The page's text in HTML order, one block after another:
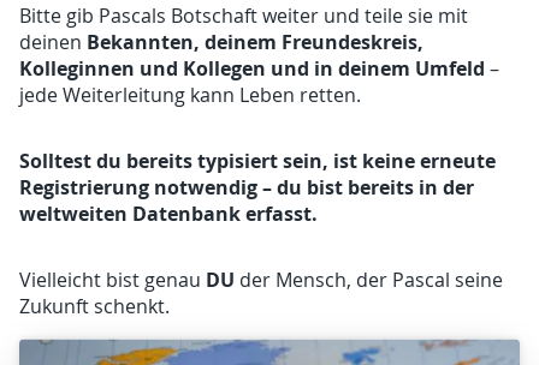
Bitte gib Pascals Botschaft weiter und teile sie mit
deinen Bekannten, deinem Freundeskreis,
Kolleginnen und Kollegen und in deinem Umfeld –
jede Weiterleitung kann Leben retten.
Solltest du bereits typisiert sein, ist keine erneute
Registrierung notwendig – du bist bereits in der
weltweiten Datenbank erfasst.
Vielleicht bist genau DU der Mensch, der Pascal seine
Zukunft schenkt.